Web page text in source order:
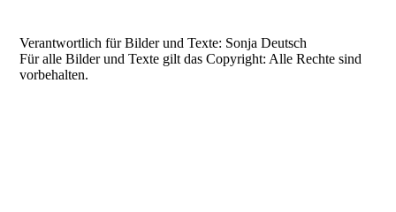
Verantwortlich für Bilder und Texte: Sonja Deutsch
Für alle Bilder und Texte gilt das Copyright: Alle Rechte sind
vorbehalten.